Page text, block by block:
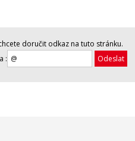
doručit odkaz na tuto stránku.
: